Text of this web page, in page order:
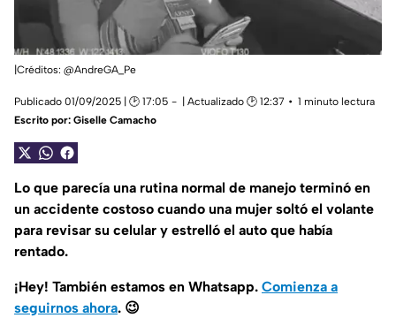
|Créditos: @AndreGA_Pe
Publicado 01/09/2025 | 🕑 17:05 | Actualizado 🕑 12:37
1 minuto lectura
Escrito por: Giselle Camacho
Lo que parecía una rutina normal de manejo terminó en
un accidente costoso cuando una mujer soltó el volante
para revisar su celular y estrelló el auto que había
rentado.
¡Hey! También estamos en Whatsapp. Comienza a
seguirnos ahora. 😉